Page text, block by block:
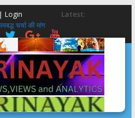
Login
Latest:
चर्चा की मांग
कुमारी के नाना के नाम पर है देहरादून के ‘राजेंद्र
पर SDM कोर्ट से नोट‍िस, भरे 20-20 हज़ार के
कंटेंट, मार्क जुकरबर्ग ने मांगी माफी
जिहाद जाल में फंसी किशोरी मिली,आरोपित